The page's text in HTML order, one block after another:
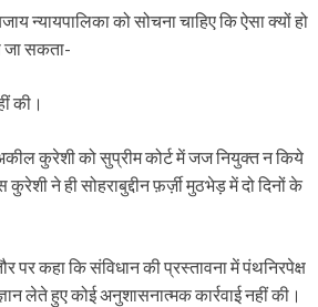
को सोचना चाहिए कि ऐसा क्यों हो
जा सकता-
की।
कुरेशी को सुप्रीम कोर्ट में जज नियुक्त न किये
ने ही सोहराबुद्दीन फ़र्ज़ी मुठभेड़ में दो दिनों के
पर कहा कि संविधान की प्रस्तावना में पंथनिरपेक्ष
लेते हुए कोई अनुशासनात्मक कार्रवाई नहीं की।